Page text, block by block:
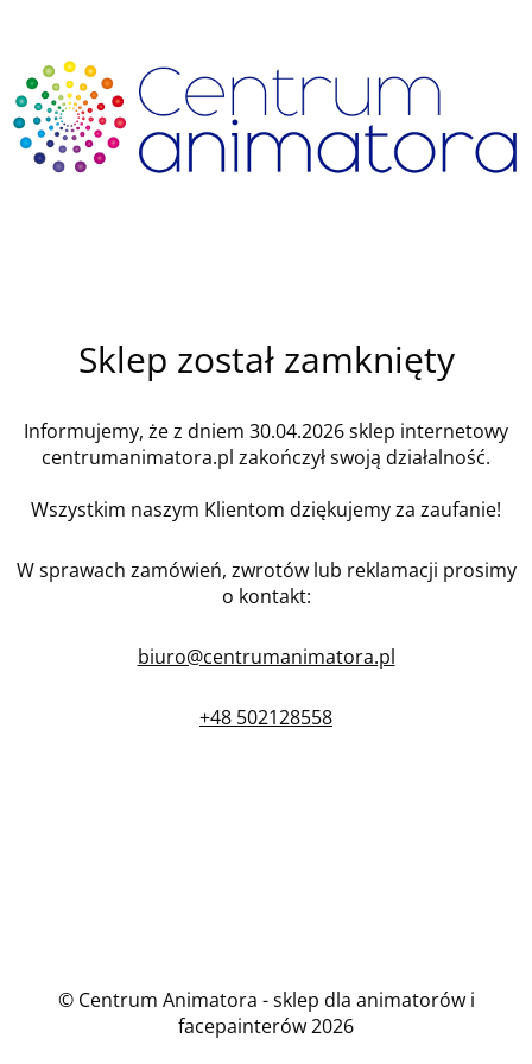
Sklep został zamknięty
Informujemy, że z dniem 30.04.2026 sklep internetowy
centrumanimatora.pl zakończył swoją działalność.
Wszystkim naszym Klientom dziękujemy za zaufanie!
W sprawach zamówień, zwrotów lub reklamacji prosimy
o kontakt:
biuro@centrumanimatora.pl
+48 502128558
© Centrum Animatora - sklep dla animatorów i
facepainterów 2026